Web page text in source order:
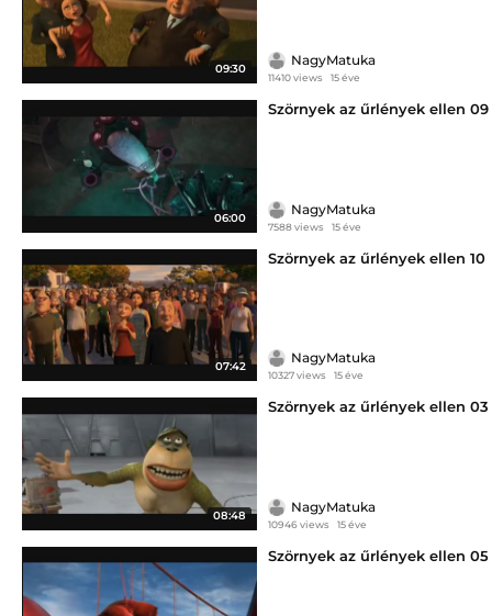
09:30
NagyMatuka
11410 views 15 éve
06:00
Szörnyek az űrlények ellen 09
NagyMatuka
7588 views 15 éve
07:42
Szörnyek az űrlények ellen 10
NagyMatuka
10327 views 15 éve
08:48
Szörnyek az űrlények ellen 03
NagyMatuka
10946 views 15 éve
Szörnyek az űrlények ellen 05